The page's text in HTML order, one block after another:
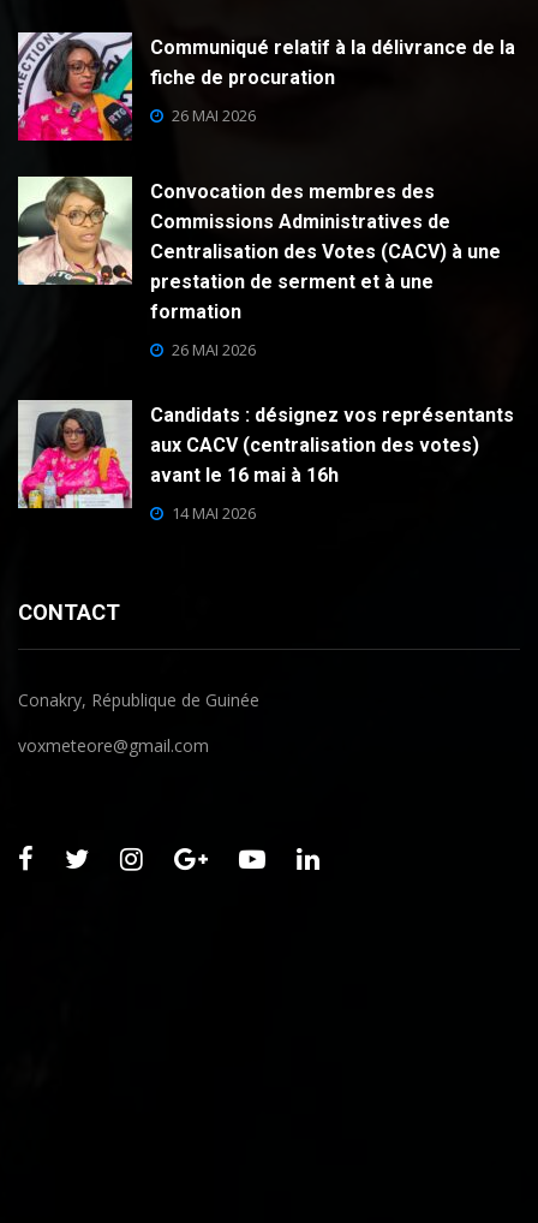
Communiqué relatif à la délivrance de la
fiche de procuration
26 MAI 2026
Convocation des membres des
Commissions Administratives de
Centralisation des Votes (CACV) à une
prestation de serment et à une
formation
26 MAI 2026
Candidats : désignez vos représentants
aux CACV (centralisation des votes)
avant le 16 mai à 16h
14 MAI 2026
CONTACT
Conakry, République de Guinée
voxmeteore@gmail.com